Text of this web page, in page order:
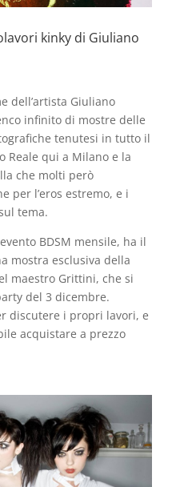
kinky di Giuliano
dell’artista Giuliano
infinito di mostre delle
tenutesi in tutto il
Reale qui a Milano e la
che molti però
per l’eros estremo, e i
tema.
BDSM mensile, ha il
mostra esclusiva della
maestro Grittini, che si
del 3 dicembre.
discutere i propri lavori, e
acquistare a prezzo